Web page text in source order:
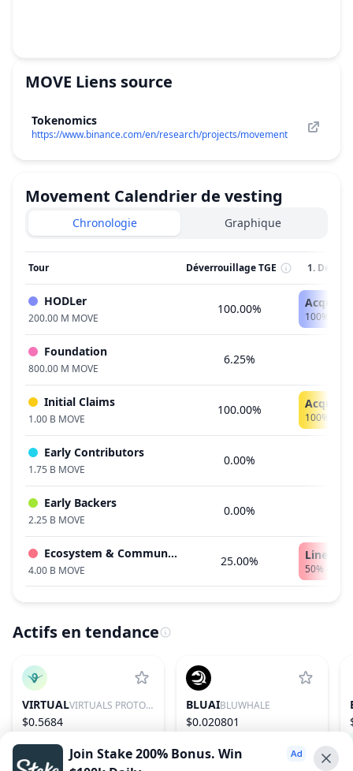
MOVE Liens source
Tokenomics
https://www.binance.com/en/research/projects/movement
Movement Calendrier de vesting
Chronologie Graphique
Tour Déverrouillage TGE 1. Dec
HODLer
200.00 M MOVE
100.00% Acquis
100% -
Foundation
800.00 M MOVE
6.25%
Initial Claims
1.00 B MOVE
100.00% Acquis
100% -
Early Contributors
1.75 B MOVE
0.00%
Early Backers
2.25 B MOVE
0.00%
Ecosystem & Community
4.00 B MOVE
25.00% Linear
50% - 2.02
Actifs en tendance
VIRTUAL VIRTUALS PROTOCOL
$0.5684
BLUAIBLUWHALE
$0.020801
Join Stake 200% Bonus. Win